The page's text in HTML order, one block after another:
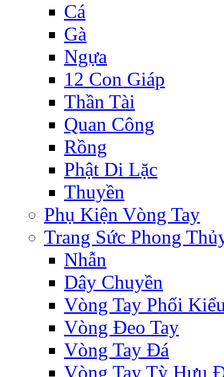
Cá
Gà
Ngựa
12 Con Giáp
Thần Tài
Quan Công
Rồng
Phật Di Lặc
Thuyền
Phụ Kiện Vòng Tay
Trang Sức Phong
Nhẫn
Dây Chuyền
Vòng Tay Phối
Vòng Đeo Tay
Vòng Tay Đá
Vòng Tay Tỳ Hưu